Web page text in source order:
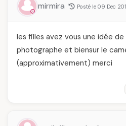
mirmira Posté le 09 Dec
les filles avez vous une idée
photographe et biensur le
(approximativement) merci